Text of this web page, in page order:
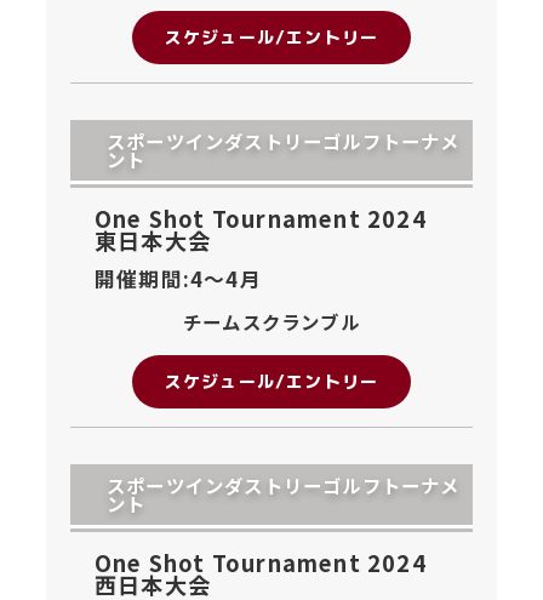
スケジュール/エントリー
スポーツインダストリーゴルフトーナメ
ント
One Shot Tournament 2024
東日本大会
開催期間:4〜4月
チームスクランブル
スケジュール/エントリー
スポーツインダストリーゴルフトーナメ
ント
One Shot Tournament 2024
西日本大会